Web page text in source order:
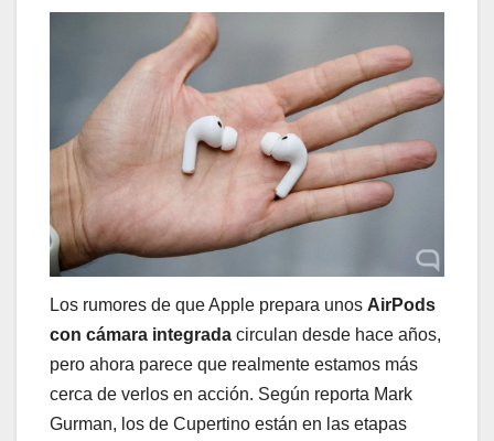
Los rumores de que Apple prepara unos AirPods
con cámara integrada circulan desde hace años,
pero ahora parece que realmente estamos más
cerca de verlos en acción. Según reporta Mark
Gurman, los de Cupertino están en las etapas